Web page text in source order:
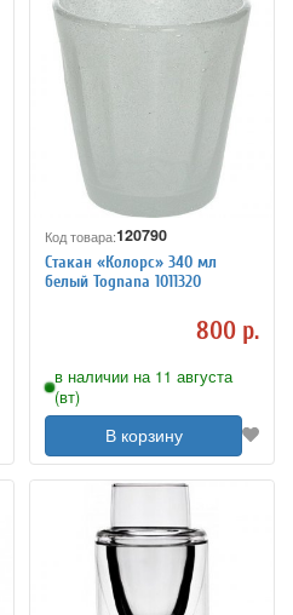
Код товара:120790
Стакан «Колорс» 340 мл
белый Tognana 1011320
800 р.
в наличии на 11 августа
(вт)
В корзину